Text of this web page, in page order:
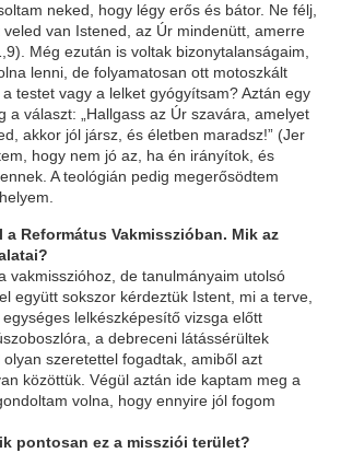
neked, hogy légy erős és bátor. Ne félj,
van Istened, az Úr mindenütt, amerre
Még ezután is voltak bizonytalanságaim,
lenni, de folyamatosan ott motoszkált
testet vagy a lelket gyógyítsam? Aztán egy
a választ: „Hallgass az Úr szavára, amelyet
akkor jól jársz, és életben maradsz!” (Jer
hogy nem jó az, ha én irányítok, és
A teológián pedig megerősödtem
a Református Vakmisszióban. Mik az
vakmisszióhoz, de tanulmányaim utolsó
együtt sokszor kérdeztük Istent, mi a terve,
lelkészképesítő vizsga előtt
a debreceni látássérültek
szeretettel fogadtak, amiből azt
közöttük. Végül aztán ide kaptam meg a
volna, hogy ennyire jól fogom
pontosan ez a missziói terület?